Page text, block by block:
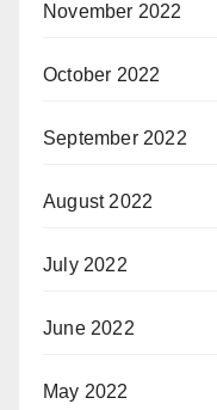
November 2022
October 2022
September 2022
August 2022
July 2022
June 2022
May 2022